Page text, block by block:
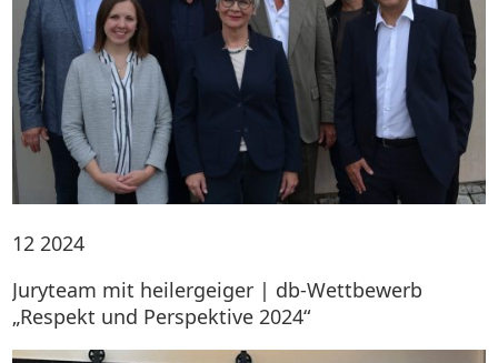
12 2024
Juryteam mit heilergeiger | db-Wettbewerb
„Respekt und Perspektive 2024“